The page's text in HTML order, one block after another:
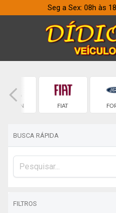
Seg a Sex: 08h às
CITROEN FIAT
BUSCA RÁPIDA
FILTROS